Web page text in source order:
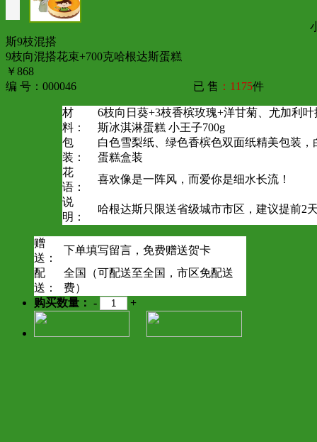
斯9枝混搭
9枝向混搭花束+700克哈根达斯蛋糕
￥868
编 号：000046
已 售 ：1175件
材
料：
6枝向日葵+3枝香槟玫瑰+洋甘菊、尤加利
斯冰淇淋蛋糕 小王子700g
包
装：
白色雪梨纸、绿色香槟色双面纸精美包装
蛋糕盒装
花
语：
喜欢像是一阵风，而爱你是细水长流！
说
明：
哈根达斯只限送省级城市市区，建议提前2
赠
送：
下单填写留言，免费赠送贺卡
配
送：
全国（可配送至全国，市区免配送
费）
购买数量： - +